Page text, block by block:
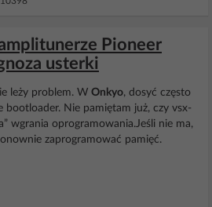
Pioneer
usterki
leży problem. W Onkyo, dosyć często
bootloader. Nie pamiętam już, czy vsx-
wgrania oprogramowania.Jeśli nie ma,
zaprogramować pamięć.